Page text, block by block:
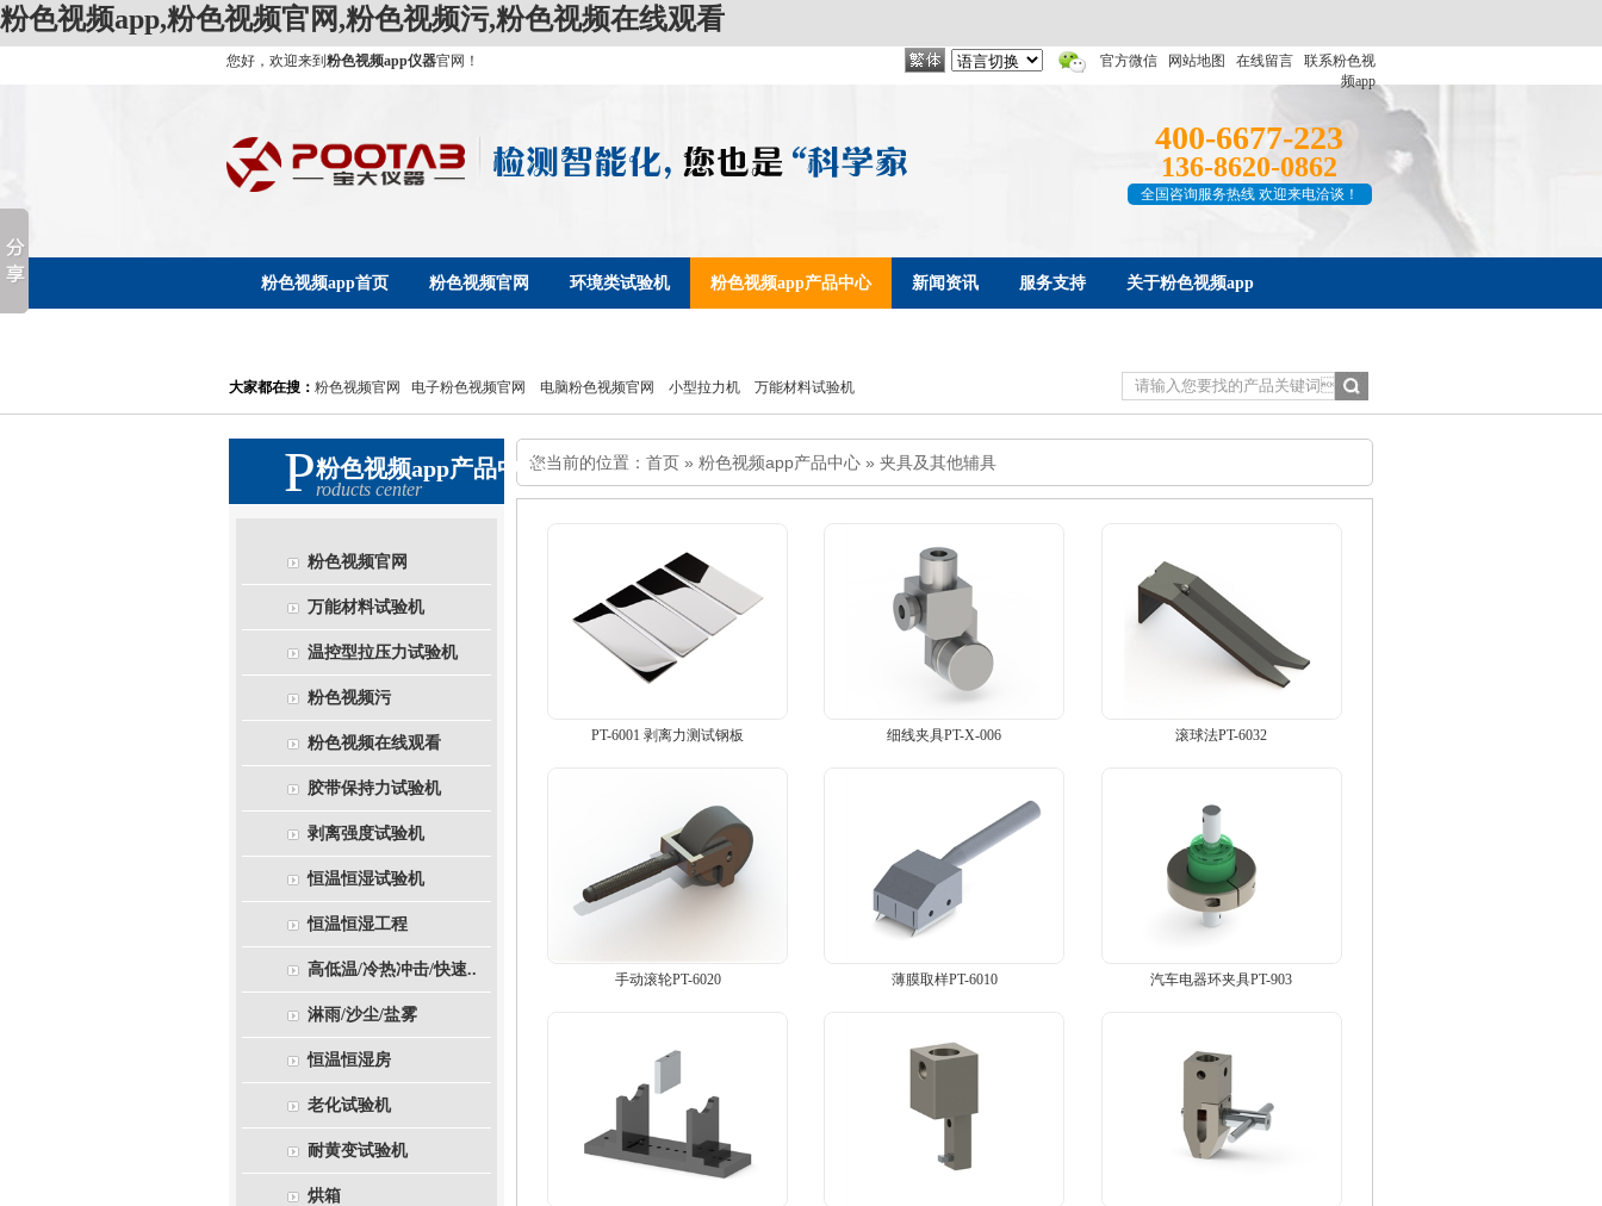
粉色视频app,粉色视频官网,粉色视频污,粉色视频在线观看
您好，欢迎来到 粉色视频app仪器官网！ 官方微信 网站地图 在线留言
联系粉色视
频app
400-6677-223
136-8620-0862
全国咨询服务热线 欢迎来电洽谈！
粉色视频app首页 粉色视频官网 环境类试验机 粉色视频app产品中心 新闻资讯 服务支持 关于粉色视频app
大家都在搜： 粉色视频官网 电子粉色视频官网 电脑粉色视频官网 小型拉力机 万能材料试验机
Products center
粉色视频app产品中心
粉色视频官网
万能材料试验机
温控型拉压力试验机
粉色视频污
粉色视频在线观看
胶带保持力试验机
剥离强度试验机
恒温恒湿试验机
恒温恒湿工程
高低温/冷热冲击/快速..
淋雨/沙尘/盐雾
恒温恒湿房
老化试验机
耐黄变试验机
烘箱
您当前的位置： 首页 » 粉色视频app产品中心 » 夹具及其他辅具
PT-6001 剥离力测试钢板 细线夹具PT-X-006 滚球法PT-6032
手动滚轮PT-6020 薄膜取样PT-6010 汽车电器环夹具PT-903